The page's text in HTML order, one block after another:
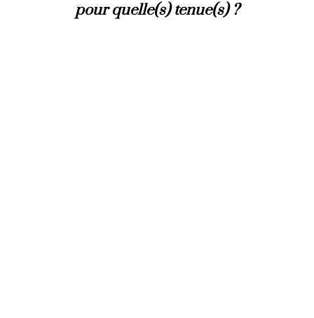
pour quelle(s) tenue(s) ?